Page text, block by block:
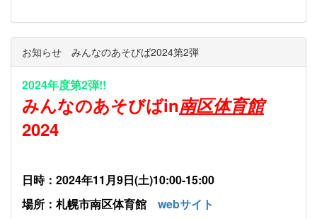
お知らせ みんなのあそびば2024第2弾
2024年度第2弾!!
みんなのあそびばin南区体育館
2024
日時：2024年11月9日(土)10:00-15:00
場所：札幌市南区体育館 webサイト